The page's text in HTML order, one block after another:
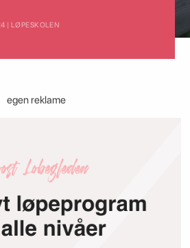
| LØPESKOLEN
egen reklame